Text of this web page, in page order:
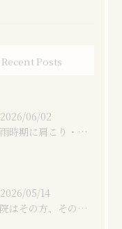
Recent Posts
2026/06/02
梅雨時期に肩こり・腰痛が悪化する理由とは？原因と対策を岐阜市の接骨院が解説｜岐阜市鏡島精華にある西岐阜ヒカリノ接骨院・整体院
2026/05/14
当院はその方、その日の身体の状態に合わせた最適な施術をしております。｜岐阜市鏡島精華にある西岐阜ヒカリノ接骨院・整体院